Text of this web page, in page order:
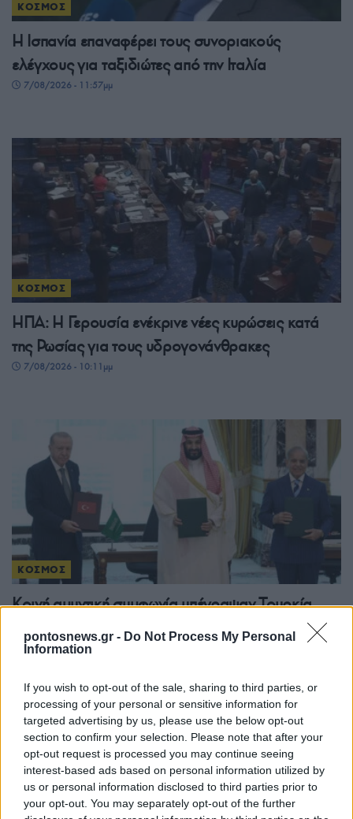
pontosnews.gr - Do Not Process My Personal
Information
If you wish to opt-out of the sale, sharing to third parties, or
processing of your personal or sensitive information for
targeted advertising by us, please use the below opt-out
section to confirm your selection. Please note that after your
opt-out request is processed you may continue seeing
interest-based ads based on personal information utilized by
us or personal information disclosed to third parties prior to
your opt-out. You may separately opt-out of the further
ΚΟΣΜΟΣ
Η Ισπανία επαναφέρει τους συνοριακούς
ελέγχους για ταξιδιώτες από την Ιταλία
7/08/2026 - 11:57μμ
ΚΟΣΜΟΣ
ΗΠΑ: Η Γερουσία ενέκρινε νέες κυρώσεις κατά
της Ρωσίας για τους υδρογονάνθρακες
7/08/2026 - 10:11μμ
ΚΟΣΜΟΣ
Κοινή αμυντική συμφωνία υπέγραψαν Τουρκία,
Σαουδική Αραβία και Πακιστάν
7/08/2026 - 4:22μμ